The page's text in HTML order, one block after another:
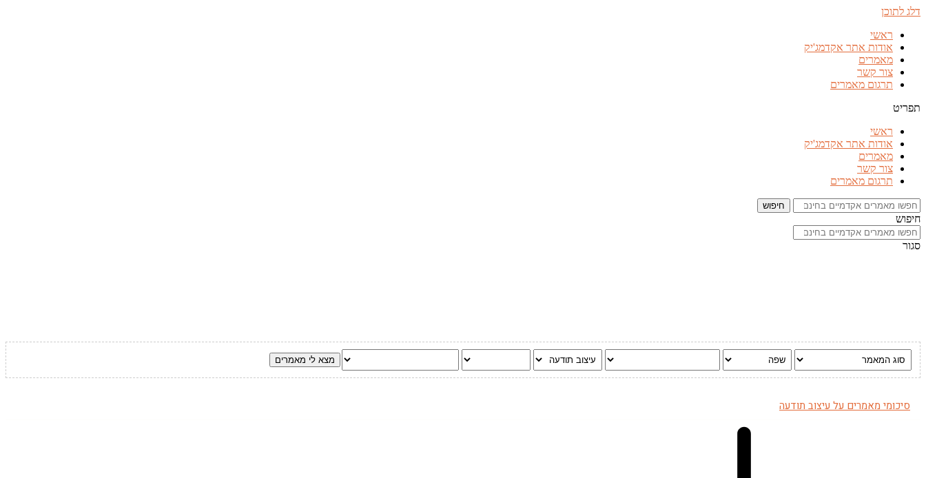
דלג לתוכן
ראשי
אודות אתר אקדמג'יק
מאמרים
צור קשר
תרגום מאמרים
תפריט
ראשי
אודות אתר אקדמג'יק
מאמרים
צור קשר
תרגום מאמרים
חיפוש
חיפוש
סגור
סיכומי מאמרים על עיצוב תודעה